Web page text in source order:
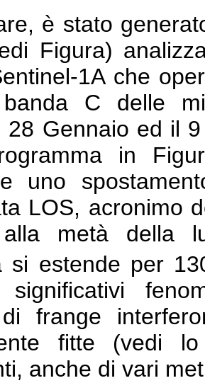
è stato
Figura)
1A che
C delle
28 Gennaio ed il
in
uno
LOS, acronimo
metà della
si estende per
frange
fitte (vedi
anche di vari